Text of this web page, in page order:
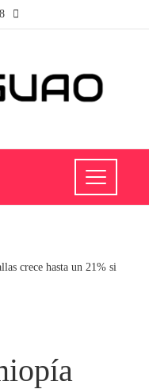
crece hasta un 21% si